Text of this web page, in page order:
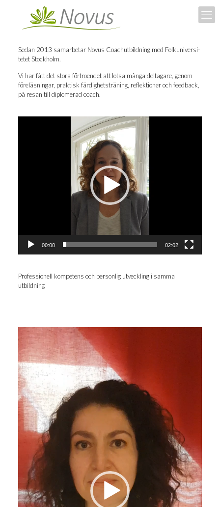
Sedan 2013 sam­ar­be­tar Novus Coach­ut­bild­ning med Folk­u­ni­ver­si­
te­tet Stockholm.
Vi har fått det sto­ra för­tro­en­det att lot­sa många del­ta­ga­re, genom
före­läs­ning­ar, prak­tisk fär­dig­hets­trä­ning, reflek­tio­ner och feed­back,
på resan till diplo­me­rad coach.
00:00 02:02
Pro­fes­sio­nell kom­pe­tens och per­son­lig utveck­ling i sam­ma
utbildning
Videospelare